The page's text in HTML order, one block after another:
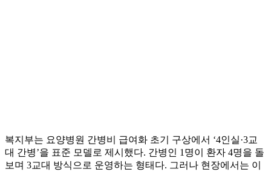
복지부는 요양병원 간병비 급여화 초기 구상에서 ‘4인실·3교
대 간병’을 표준 모델로 제시했다. 간병인 1명이 환자 4명을 돌
보며 3교대 방식으로 운영하는 형태다. 그러나 현장에서는 이